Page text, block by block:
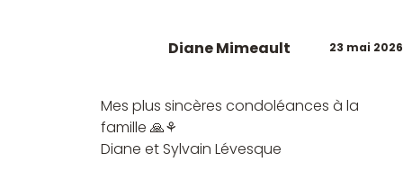
23 mai 2026
Diane Mimeault
Mes plus sincères condoléances à la
famille 🙏⚘️
Diane et Sylvain Lévesque